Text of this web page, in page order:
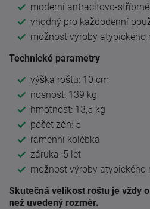
moderní antracitovo-
vhodný pro každodenní
možnost výroby atypického
Technické parametry
výška roštu: 10 cm
nosnost: 139 kg
hmotnost: 13,5 kg
počet zón: 5
ramenní kolébka
záruka: 5 let
možnost výroby atypického
Skutečná velikost roštu je vždy
než uvedený rozměr.